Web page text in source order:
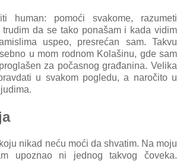
human: pomoći svakome, razumeti
da se tako ponašam i kada vidim
uspeo, presrećan sam. Takvu
u mom rodnom Kolašinu, gde sam
za počasnog građanina. Velika
u svakom pogledu, a naročito u
nikad neću moći da shvatim. Na moju
upoznao ni jednog takvog čoveka.